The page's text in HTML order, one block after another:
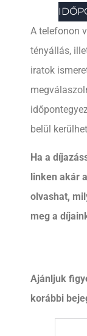
A telefonon
tényállás,
iratok
belül
Ha a
linken akár
olvashat,
meg a
Ajánljuk
korábbi